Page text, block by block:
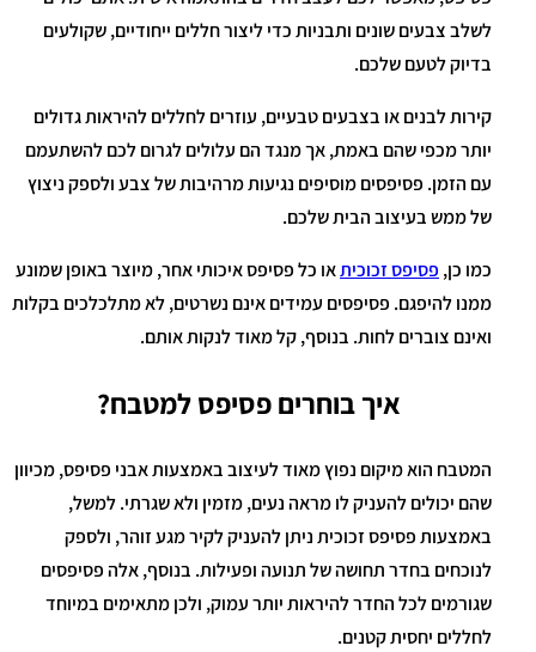
לשלב צבעים שונים ותבניות כדי ליצור חללים ייחודיים, שקולעים
בדיוק לטעם שלכם.
קירות לבנים או בצבעים טבעיים, עוזרים לחללים להיראות גדולים
יותר מכפי שהם באמת, אך מנגד הם עלולים לגרום לכם להשתעמם
עם הזמן. פסיפסים מוסיפים נגיעות מרהיבות של צבע ולספק ניצוץ
של ממש בעיצוב הבית שלכם.
כמו כן, פסיפס זכוכיתאו כל פסיפס איכותי אחר, מיוצר באופן שמונע
ממנו להיפגם. פסיפסים עמידים אינם נשרטים, לא מתלכלכים בקלות
ואינם צוברים לחות. בנוסף, קל מאוד לנקות אותם.
איך בוחרים פסיפס למטבח?
המטבח הוא מיקום נפוץ מאוד לעיצוב באמצעות אבני פסיפס, מכיוון
שהם יכולים להעניק לו מראה נעים, מזמין ולא שגרתי. למשל,
באמצעות פסיפס זכוכית ניתן להעניק לקיר מגע זוהר, ולספק
לנוכחים בחדר תחושה של תנועה ופעילות. בנוסף, אלה פסיפסים
שגורמים לכל החדר להיראות יותר עמוק, ולכן מתאימים במיוחד
לחללים יחסית קטנים.